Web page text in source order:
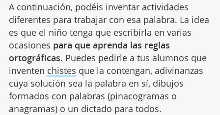
A continuación, podéis inventar actividades
diferentes para trabajar con esa palabra. La idea
es que el niño tenga que escribirla en varias
ocasiones para que aprenda las reglas
ortográficas. Puedes pedirle a tus alumnos que
inventen chistes que la contengan, adivinanzas
cuya solución sea la palabra en sí, dibujos
formados con palabras (pinacogramas o
anagramas) o un dictado para todos.